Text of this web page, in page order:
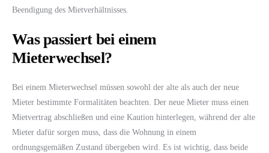
Beendigung des Mietverhältnisses.
Was passiert bei einem
Mieterwechsel?
Bei einem Mieterwechsel müssen sowohl der alte als auch der neue
Mieter bestimmte Formalitäten beachten. Der neue Mieter muss einen
Mietvertrag abschließen und eine Kaution hinterlegen, während der alte
Mieter dafür sorgen muss, dass die Wohnung in einem
ordnungsgemäßen Zustand übergeben wird. Es ist wichtig, dass beide